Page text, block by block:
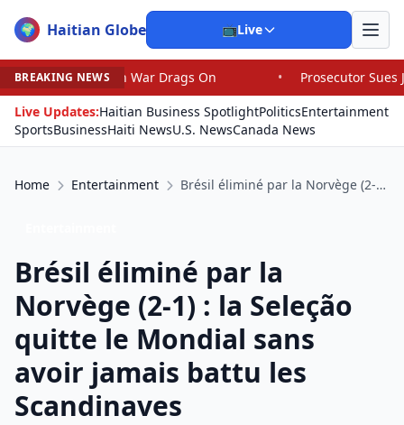
🌍 Haitian Globe 📺Live
BREAKING NEWS
Drags On •
Prosecutor Sues Justice Dept. Over
Live Updates:Haitian Business SpotlightPoliticsEntertainment
SportsBusinessHaiti NewsU.S. NewsCanada News
Home Entertainment Brésil éliminé par la Norvège (2-1) : la Seleção quitte le Mondial sans avoir jamais battu les Scandinaves
Brésil éliminé par la
Norvège (2-1) : la Seleção
quitte le Mondial sans
avoir jamais battu les
Scandinaves